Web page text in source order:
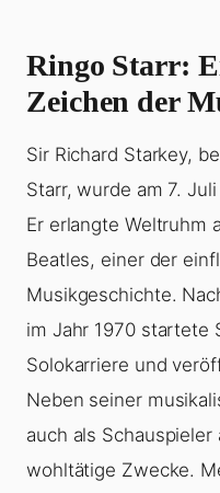
Ringo Starr:
Zeichen der
Sir Richard Starkey,
Starr, wurde am 7.
Er erlangte Weltruhm
Beatles, einer der
Musikgeschichte.
im Jahr 1970 startete
Solokarriere und
Neben seiner
auch als
wohltätige Zwecke.